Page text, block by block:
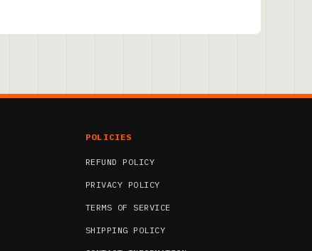
POLICIES
REFUND POLICY
PRIVACY POLICY
TERMS OF SERVICE
SHIPPING POLICY